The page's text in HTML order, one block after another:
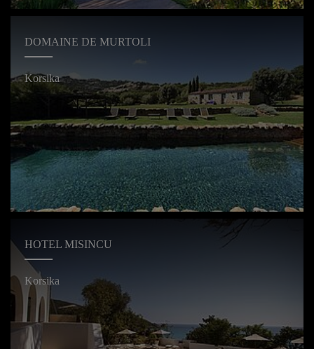
DOMAINE DE MURTOLI
Korsika
HOTEL MISINCU
Korsika